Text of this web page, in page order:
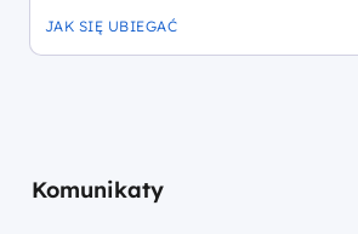
JAK SIĘ UBIEGAĆ
DOFINANSOWANIA
Komunikaty